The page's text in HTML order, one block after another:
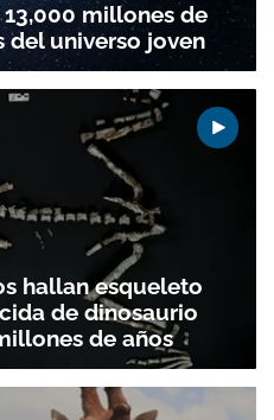
millones de
del universo joven
hallan esqueleto
de dinosaurio
de años